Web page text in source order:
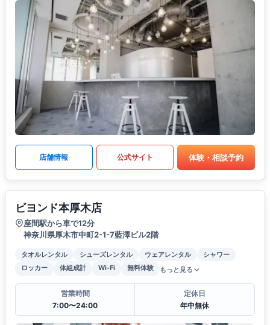
店舗情報 公式サイト 体験・相談予約
ビヨンド本厚木店
座間駅から車で12分
神奈川県厚木市中町2-1-7藍澤ビル2階
タオルレンタル シューズレンタル ウェアレンタル
シャワー
ロッカー
体組成計 Wi-Fi 無料体験 もっと見る
営業時間
7:00〜24:00
定休日
年中無休